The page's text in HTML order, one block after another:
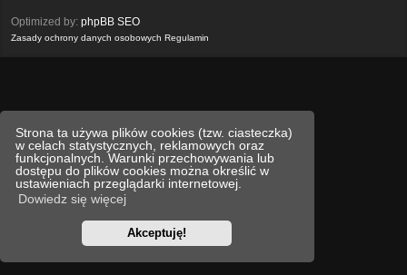
Strona ta używa plików cookies (tzw. ciasteczka)
w celach statystycznych, reklamowych oraz
funkcjonalnych. Warunki przechowywania lub
dostępu do plików cookies można określić w
ustawieniach przeglądarki internetowej.
Dowiedz się więcej
Akceptuję!
Optimized by: phpBB SEO
Zasady ochrony danych osobowych Regulamin